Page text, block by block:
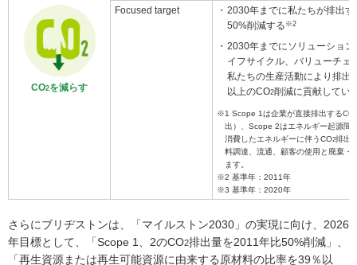
CO2を減らす
Focused target
2030年までに私たちが排出す
50%削減する ※2
2030年までにソリューショ
イフサイクル、バリューチェ
私たちの生産活動により排出
以上のCO2削減に貢献してい
※1 Scope 1は企業が直接排出するCO
出）、Scope 2はエネルギー起源間
消費したエネルギーに伴うCO2排出
料調達、流通、顧客の使用と廃棄・
ます。
※2 基準年：2011年
※3 基準年：2020年
さらにブリヂストンは、「マイルストン2030」の実現に向け、2026
年目標として、「Scope 1、2のCO2排出量を2011年比50%削減」、
「再生資源または再生可能資源に由来する原材料の比率を39％以